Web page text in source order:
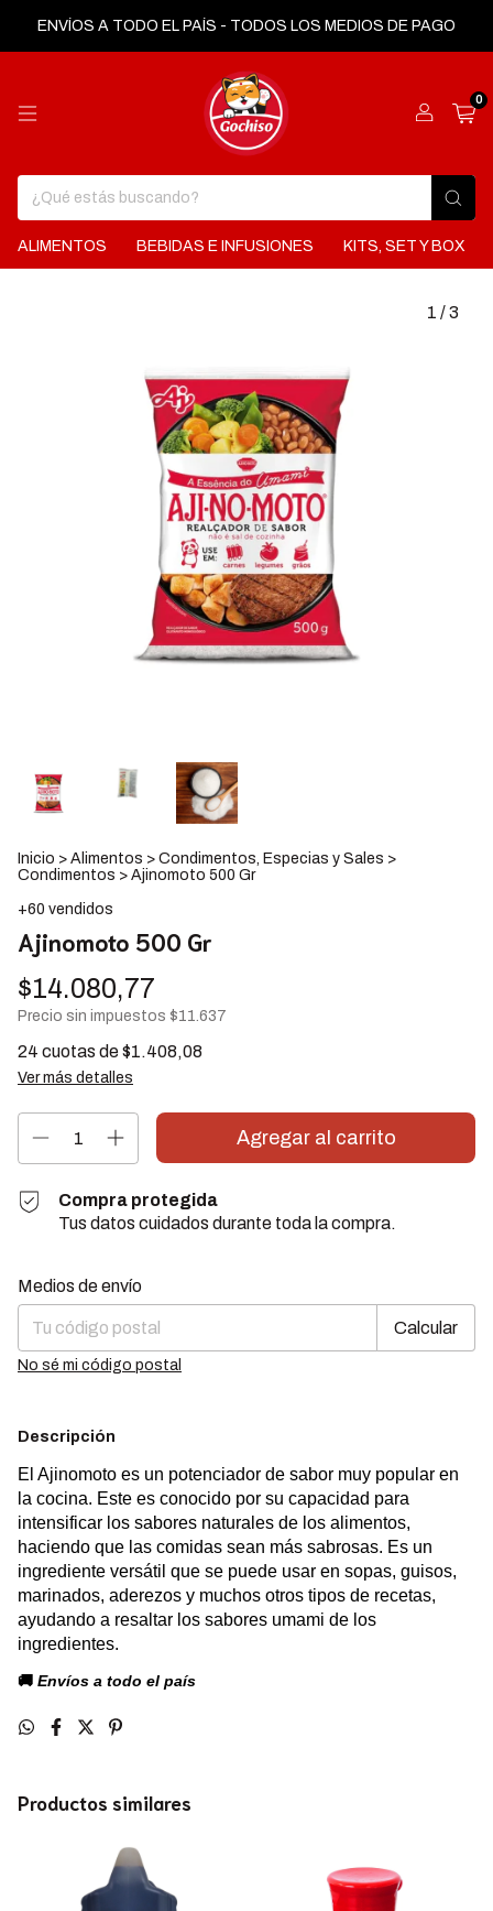
ENVÍOS A TODO EL PAÍS - TODOS LOS MEDIOS DE PAGO
0
ALIMENTOS BEBIDAS E INFUSIONES KITS, SET Y BOX
1 /3
Inicio > Alimentos > Condimentos, Especias y Sales >
Condimentos > Ajinomoto 500 Gr
+60 vendidos
Ajinomoto 500 Gr
$14.080,77
Precio sin impuestos $11.637
24 cuotas de$1.408,08
Ver más detalles
Compra protegida
Tus datos cuidados durante toda la compra.
Entregas para el CP:
Medios de envío
Calcular
No sé mi código postal
Descripción
El Ajinomoto es un potenciador de sabor muy popular en
la cocina. Este es conocido por su capacidad para
intensificar los sabores naturales de los alimentos,
haciendo que las comidas sean más sabrosas. Es un
ingrediente versátil que se puede usar en sopas, guisos,
marinados, aderezos y muchos otros tipos de recetas,
ayudando a resaltar los sabores umami de los
ingredientes.
🚚 Envíos a todo el país
Productos similares